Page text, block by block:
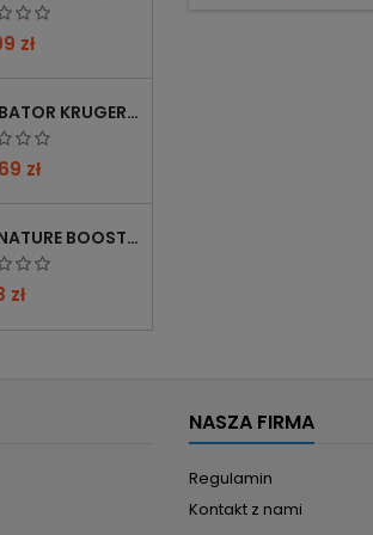
zł
INKUBATOR KRUGER MEIER PROLEXOR 60 NA 60 JAJ Z TERMOSTATEM
zł
DELI NATURE BOOSTER MIX 850G - PRZYCIĄGA PTAKI ZIMĄ, BOGATY W WITAMINY
zł
NASZA FIRMA
Regulamin
Kontakt z nami